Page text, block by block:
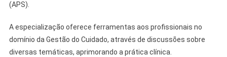
(APS).
A especialização oferece ferramentas aos profissionais no
domínio da Gestão do Cuidado, através de discussões sobre
diversas temáticas, aprimorando a prática clínica.